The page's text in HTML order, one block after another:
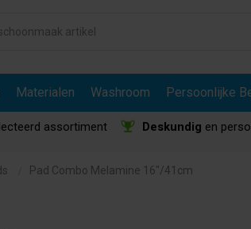
Materialen Washroom Persoonlijke
assortiment Deskundig en
Pad Combo Melamine 16"/41cm